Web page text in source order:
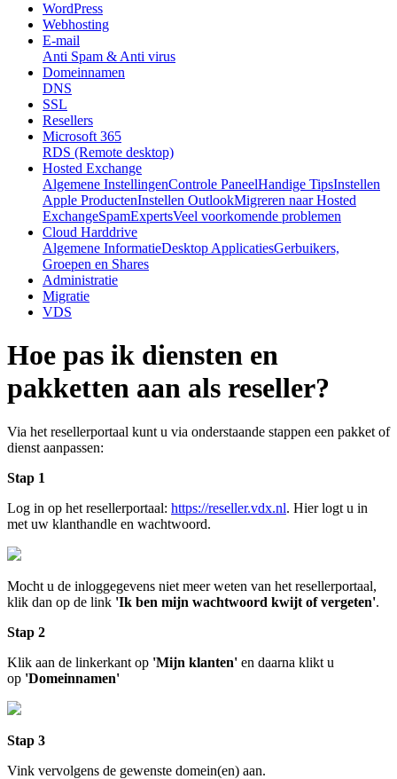
WordPress
Webhosting
E-mail
Anti Spam & Anti virus
Domeinnamen
DNS
SSL
Resellers
Microsoft 365
RDS (Remote desktop)
Hosted Exchange
Algemene InstellingenControle PaneelHandige TipsInstellen
Apple ProductenInstellen OutlookMigreren naar Hosted
ExchangeSpamExpertsVeel voorkomende problemen
Cloud Harddrive
Algemene InformatieDesktop ApplicatiesGerbuikers,
Groepen en Shares
Administratie
Migratie
VDS
Hoe pas ik diensten en
pakketten aan als reseller?
Via het resellerportaal kunt u via onderstaande stappen een pakket of
dienst aanpassen:
Stap 1
Log in op het resellerportaal: https://reseller.vdx.nl. Hier logt u in
met uw klanthandle en wachtwoord.
Mocht u de inloggegevens niet meer weten van het resellerportaal,
klik dan op de link 'Ik ben mijn wachtwoord kwijt of vergeten'.
Stap 2
Klik aan de linkerkant op 'Mijn klanten' en daarna klikt u
op 'Domeinnamen'
Stap 3
Vink vervolgens de gewenste domein(en) aan.